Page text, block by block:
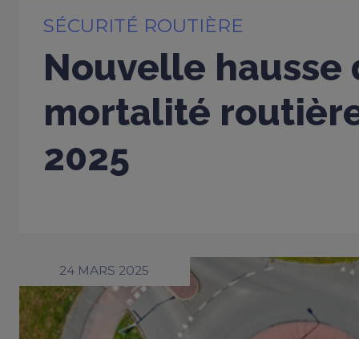
SÉCURITÉ ROUTIÈRE
Nouvelle hausse
mortalité
2025
24 MARS 2025